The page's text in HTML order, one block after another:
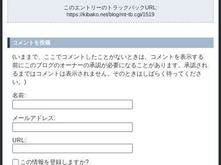
このエントリーのトラックバックURL:
https://kibako.net/blog/mt-tb.cgi/1519
コメントを投稿
(いままで、ここでコメントしたことがないときは、コメントを表示する
前にこのブログのオーナーの承認が必要になることがあります。承認され
るまではコメントは表示されません。そのときはしばらく待ってくださ
い。)
名前:
メールアドレス:
URL:
この情報を登録しますか?